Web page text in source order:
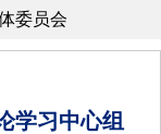
委员会
学习中心组